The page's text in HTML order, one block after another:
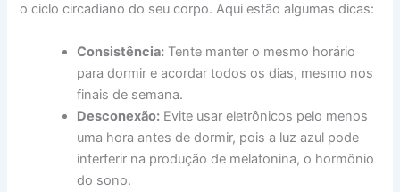
o ciclo circadiano do seu corpo. Aqui estão algumas dicas:
Consistência: Tente manter o mesmo horário
para dormir e acordar todos os dias, mesmo nos
finais de semana.
Desconexão: Evite usar eletrônicos pelo menos
uma hora antes de dormir, pois a luz azul pode
interferir na produção de melatonina, o hormônio
do sono.